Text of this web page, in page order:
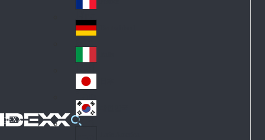
IDEXX
d
Fra
nc
e
Ge
an
y
Ital
y
Jap
an
Ko